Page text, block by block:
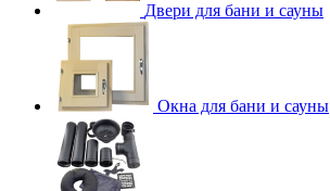
Двери для бани и сауны
Окна для бани и сауны